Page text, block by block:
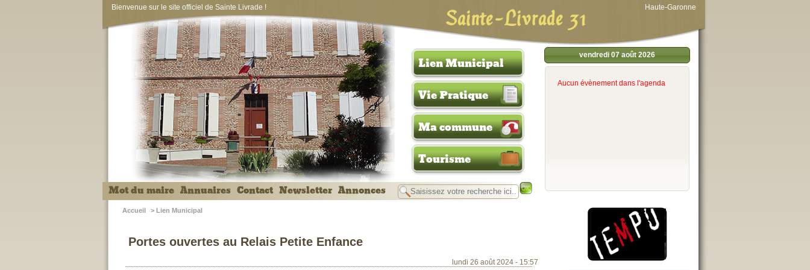
Bienvenue sur le site officiel de Sainte Livrade ! Sainte-Livrade 31 Haute-Garonne
Mot du maire Annuaires Contact Newsletter Annonces
Lien Municipal
Vie Pratique
Ma commune
Tourisme
vendredi 07 août 2026
Aucun évènement dans l'agenda
Accueil > Lien Municipal
Portes ouvertes au Relais Petite Enfance
lundi 26 août 2024 - 15:57